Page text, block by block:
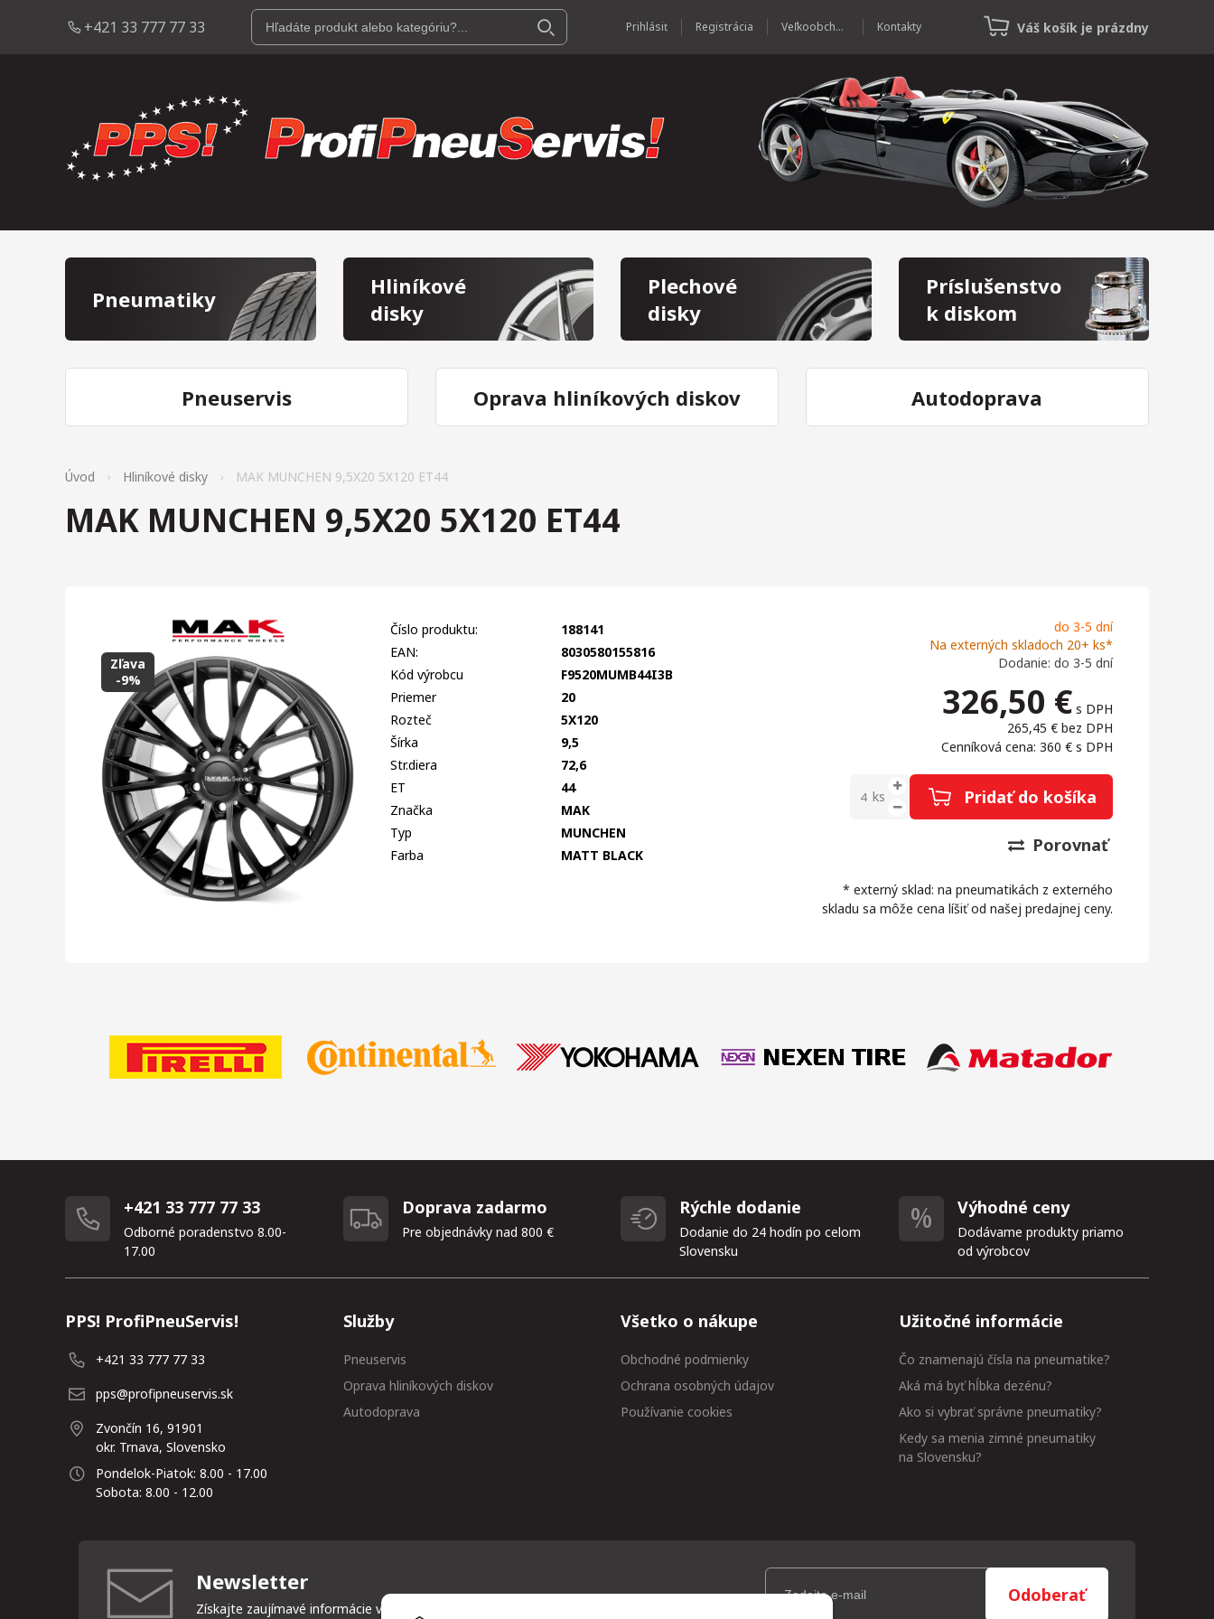
+421 33 777 77 33 Prihlásiť Registrácia Veľkoobchod Kontakty Váš košík je prázdny
Pneumatiky
Hliníkové
disky
Plechové
disky
Príslušenstvo
k diskom
Pneuservis Oprava hliníkových diskov Autodoprava
Úvod Hliníkové disky MAK MUNCHEN 9,5X20 5X120 ET44
MAK MUNCHEN 9,5X20 5X120 ET44
Zľava
-9%
do 3-5 dní
Na externých skladoch 20+ ks*
Dodanie: do 3-5 dní
326,50 € s DPH
265,45 € bez DPH
Cenníková cena: 360 € s DPH
ks Pridať do košíka
Porovnať
* externý sklad: na pneumatikách z externého
skladu sa môže cena líšiť od našej predajnej ceny.
Číslo produktu:
188141
EAN:
8030580155816
Kód výrobcu
F9520MUMB44I3B
Priemer
20
Rozteč
5X120
Šírka
9,5
Str.diera
72,6
ET
44
Značka
MAK
Typ
MUNCHEN
Farba
MATT BLACK
+421 33 777 77 33
Odborné poradenstvo 8.00-
17.00
Doprava zadarmo
Pre objednávky nad 800 €
Rýchle dodanie
Dodanie do 24 hodín po celom
Slovensku
Výhodné ceny
Dodávame produkty priamo
od výrobcov
PPS! ProfiPneuServis!
+421 33 777 77 33
pps@profipneuservis.sk
Zvončín 16, 91901
okr. Trnava, Slovensko
Pondelok-Piatok: 8.00 - 17.00
Sobota: 8.00 - 12.00
Služby
Pneuservis
Oprava hliníkových diskov
Autodoprava
Všetko o nákupe
Obchodné podmienky
Ochrana osobných údajov
Používanie cookies
Užitočné informácie
Čo znamenajú čísla na pneumatike?
Aká má byť hĺbka dezénu?
Ako si vybrať správne pneumatiky?
Kedy sa menia zimné pneumatiky
na Slovensku?
Newsletter
Získajte zaujímavé informácie vždy medzi prvými
Odoberať